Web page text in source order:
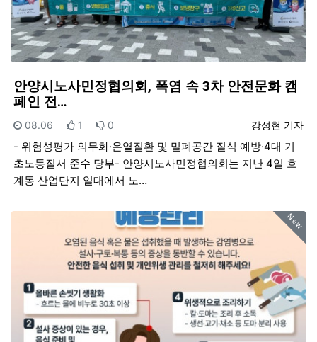
안양시노사민정협의회, 폭염 속 3차 안전문화 캠
페인 전…
등록자
강성현 기자
등록일
08.06 추천
1 비추천
0
- 위험성평가 의무화·온열질환 및 밀폐공간 질식 예방·4대 기
초노동질서 준수 당부- 안양시노사민정협의회는 지난 4일 호
계동 산업단지 일대에서 노…
New